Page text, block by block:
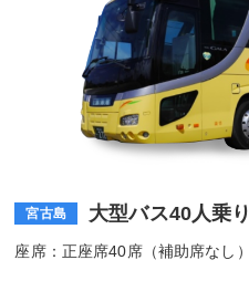
宮古島 大型バス40人乗り
座席：正座席40席（補助席なし）